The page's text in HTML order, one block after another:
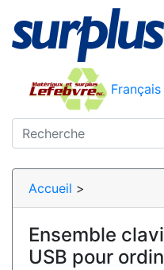
Français
Accueil >
Ensemble
USB pour